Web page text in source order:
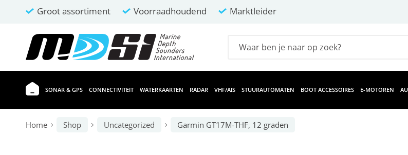
Groot assortiment Voorraadhoudend Marktleider
SONAR & GPS CONNECTIVITEIT WATERKAARTEN RADAR VHF/AIS STUURAUTOMATEN BOOT ACCESSOIRES E-MOTOREN
Home Shop Uncategorized Garmin GT17M-THF, 12 graden